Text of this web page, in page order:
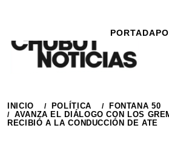
contenido
PORTADA
INICIO POLÍTICA
FONTANA 50
AVANZA EL DIÁLOGO CON LOS
RECIBIÓ A LA CONDUCCIÓN DE ATE